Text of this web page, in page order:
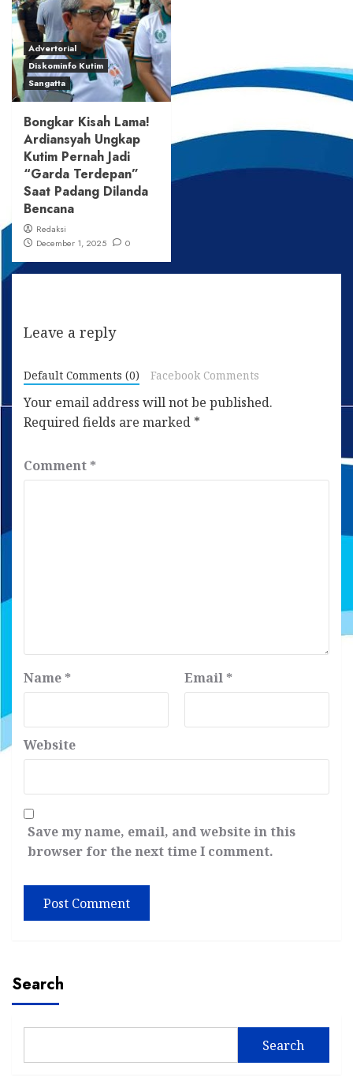
Advertorial
Diskominfo Kutim
Sangatta
Bongkar Kisah Lama!
Ardiansyah Ungkap
Kutim Pernah Jadi
“Garda Terdepan”
Saat Padang Dilanda
Bencana
Redaksi
December 1, 2025
0
Leave a reply
Default Comments (0) Facebook Comments
Your email address will not be published.
Required fields are marked *
Comment *
Name * Email *
Website
Save my name, email, and website in this
browser for the next time I comment.
Search
Search